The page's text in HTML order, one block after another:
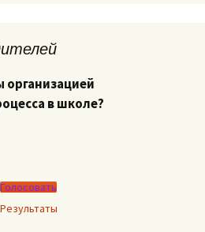
в школе?
Результаты